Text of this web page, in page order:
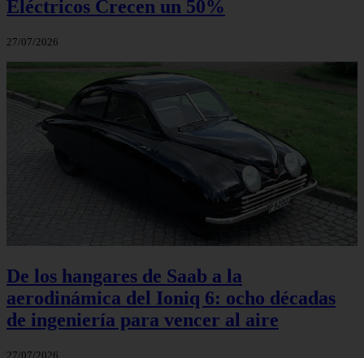
Eléctricos Crecen un 50%
27/07/2026
De los hangares de Saab a la
aerodinámica del Ioniq 6: ocho décadas
de ingeniería para vencer al aire
27/07/2026